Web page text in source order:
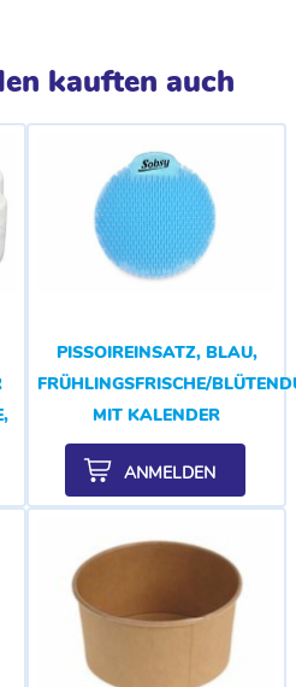
kauften auch
PISSOIREINSATZ, BLAU,
FRÜHLINGSFRISCHE/
MIT KALENDER
ANMELDEN